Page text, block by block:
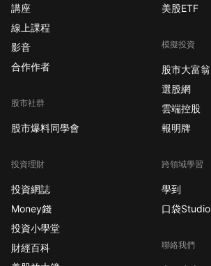
講座
線上課程
影音
合作作者
股市社群
股市爆料同學會
投資理財
投資網誌
Money錢
投資小學堂
財經百科
美股ETF
模擬投資
股市大富翁
選股網
雲端控股
報明牌
跨領域學習
學到
口袋Studio
聯絡我們